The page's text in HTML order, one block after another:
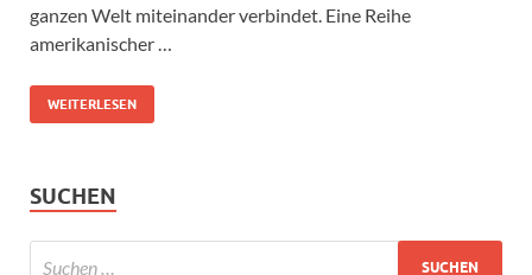
ganzen Welt miteinander verbindet. Eine Reihe
amerikanischer …
WEITERLESEN
SUCHEN